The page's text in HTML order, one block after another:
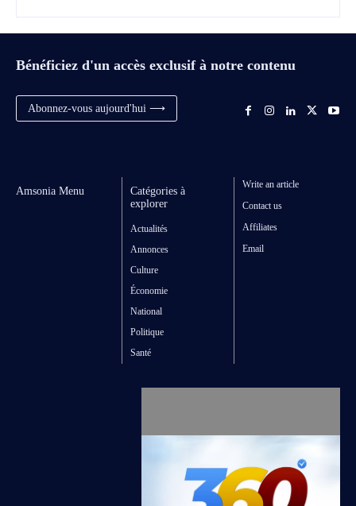
Bénéficiez d'un accès exclusif à notre contenu
Abonnez-vous aujourd'hui ⟶
Amsonia Menu
Catégories à
explorer
Actualités
Annonces
Culture
Économie
National
Politique
Santé
Write an article
Contact us
Affiliates
Email